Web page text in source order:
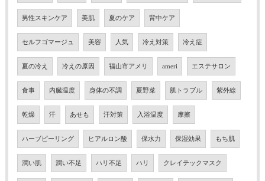
男性スキンケア 美肌 夏のケア 背中ケア
セルフゴマージュ 美容 人気 冷え対策 冷え症
夏の冷え 冷えの原因 福山市アメリ ameri エステサロン
食事 内臓温度 身体の不調 夏野菜 肌トラブル 紫外線
乾燥 汗 あせも 汗対策 入浴温度 摩擦
ハーブピーリング ヒアルロン酸 保水力 保湿効果 もち肌
潤い肌 潤い不足 ハリ不足 ハリ クレイテックマスク